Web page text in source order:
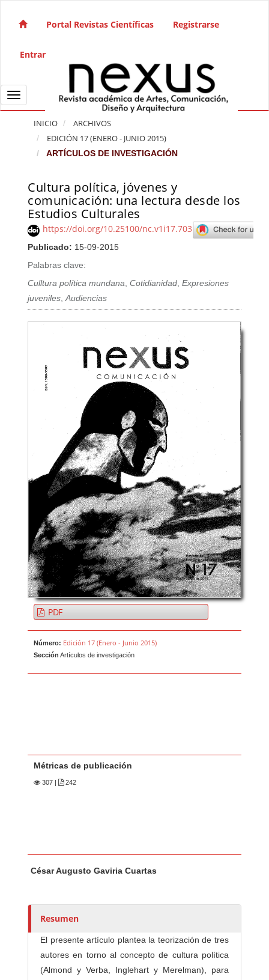
Navegación principal
Barra lateral
Portal Revistas Científicas Registrarse
Entrar
Toggle navigation
INICIO
ARCHIVOS
EDICIÓN 17 (ENERO - JUNIO 2015)
ARTÍCULOS DE INVESTIGACIÓN
Cultura política, jóvenes y
comunicación: una lectura desde los
Estudios Culturales
https://doi.org/10.25100/nc.v1i17.703
Publicado: 15-09-2015
Palabras clave:
Culltura política mundana,Cotidianidad,Expresiones
juveniles,Audiencias
Barra lateral del artículo
PDF
Número: Edición 17 (Enero - Junio 2015)
Sección Artículos de investigación
Métricas de publicación
307 | 242
u
o
e
César Augusto Gaviria Cuartas
Resumen
El presente artículo plantea la teorización de tres
autores en torno al concepto de cultura política
(Almond y Verba, Inglehart y Merelman), para